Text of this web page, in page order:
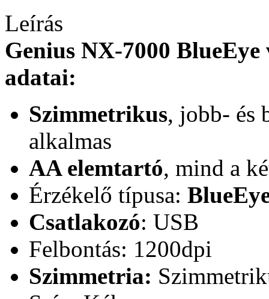
Leírás
Genius NX-7000
adatai:
Szimmetrikus, jobb- és
alkalmas
AA elemtartó, mind a
Érzékelő típusa:
Csatlakozó: USB
Felbontás: 1200dpi
Szimmetria: